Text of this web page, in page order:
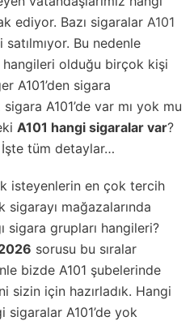
ediyor. Bazı sigaralar A101
Bu nedenle
hangileri olduğu birçok kişi
A101’den sigara
A101’de var mı yok mu
A101 hangi sigaralar var?
tüm detaylar…
isteyenlerin en çok tercih
mağazalarında
sigara grupları hangileri?
sorusu bu sıralar
bizde A101 şubelerinde
sizin için hazırladık. Hangi
sigaralar A101’de yok